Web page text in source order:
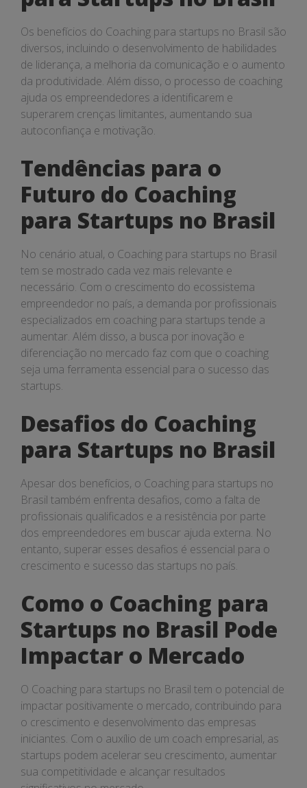
Os benefícios do Coaching para startups no Brasil são
diversos, incluindo o desenvolvimento de habilidades
de liderança, a melhoria da comunicação e o aumento
da produtividade. Além disso, o processo de coaching
ajuda os empreendedores a identificarem e
superarem crenças limitantes, aumentando sua
autoconfiança e motivação.
Tendências para o
Futuro do Coaching
para Startups no Brasil
No cenário atual, o Coaching para startups no Brasil
tem se mostrado cada vez mais relevante e
necessário. Com o crescimento do ecossistema
empreendedor no país, a demanda por profissionais
especializados em coaching para startups tende a
aumentar. Além disso, a busca por inovação e
diferenciação no mercado faz com que o coaching
seja uma ferramenta essencial para o sucesso das
startups.
Desafios do Coaching
para Startups no Brasil
Apesar dos benefícios, o Coaching para startups no
Brasil também enfrenta desafios, como a falta de
profissionais qualificados e a resistência por parte
dos empreendedores em buscar ajuda externa. No
entanto, superar esses desafios é essencial para o
crescimento e sucesso das startups no país.
Como o Coaching para
Startups no Brasil Pode
Impactar o Mercado
O Coaching para startups no Brasil tem o potencial de
impactar positivamente o mercado, contribuindo para
o crescimento e desenvolvimento das empresas
iniciantes. Com o auxílio de um coach empresarial, as
startups podem acelerar seu crescimento, aumentar
sua competitividade e alcançar resultados